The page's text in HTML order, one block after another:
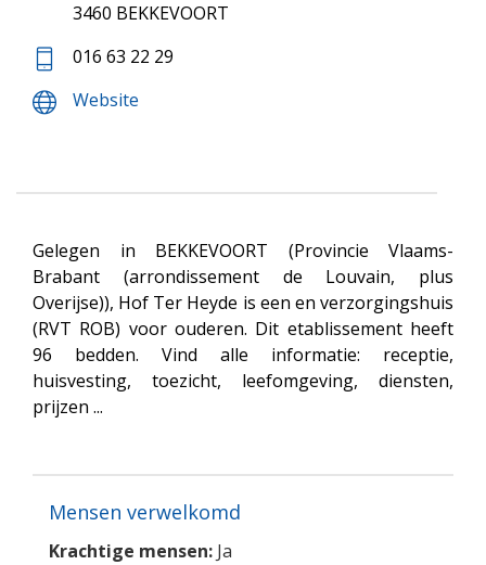
3460 BEKKEVOORT
016 63 22 29
Website
Gelegen in BEKKEVOORT (Provincie Vlaams-
Brabant (arrondissement de Louvain, plus
Overijse)), Hof Ter Heyde is een en verzorgingshuis
(RVT ROB) voor ouderen. Dit etablissement heeft
96 bedden. Vind alle informatie: receptie,
huisvesting, toezicht, leefomgeving, diensten,
prijzen ...
Mensen verwelkomd
Krachtige mensen: Ja